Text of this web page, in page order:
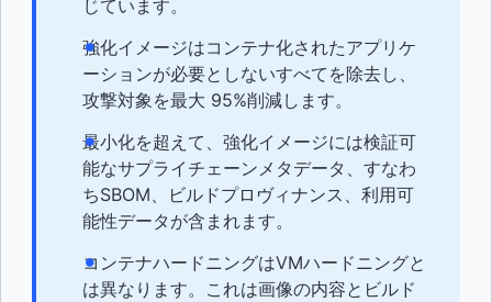
じています。
強化イメージはコンテナ化されたアプリケ
ーションが必要としないすべてを除去し、
攻撃対象を最大 95%削減します。
最小化を超えて、強化イメージには検証可
能なサプライチェーンメタデータ、すなわ
ちSBOM、ビルドプロヴィナンス、利用可
能性データが含まれます。
コンテナハードニングはVMハードニングと
は異なります。これは画像の内容とビルド